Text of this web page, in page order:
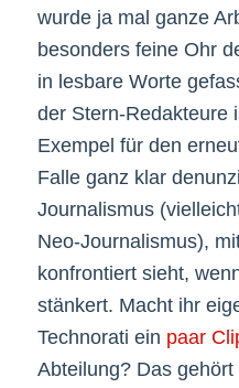
wurde ja mal ganze
besonders feine Ohr
in lesbare Worte
der Stern-Redakteure
Exempel für den
Falle ganz klar
Journalismus
Neo-Journalismus),
konfrontiert sieht,
stänkert. Macht ihr
Technorati ein paar
Abteilung? Das